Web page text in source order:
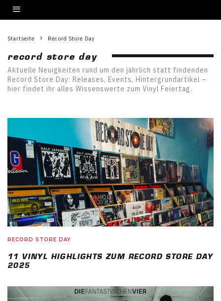
Startseite Record Store Day
record store day
Aktuelle Neuigkeiten rund um den jährlich statt findenden
Record Store Day: Releases, Events, Hintergrundartikel –
hier findet ihr alles Wissenswerte zum Vinyl Feiertag.
RECORD STORE DAY
11 VINYL HIGHLIGHTS ZUM RECORD STORE DAY
2025